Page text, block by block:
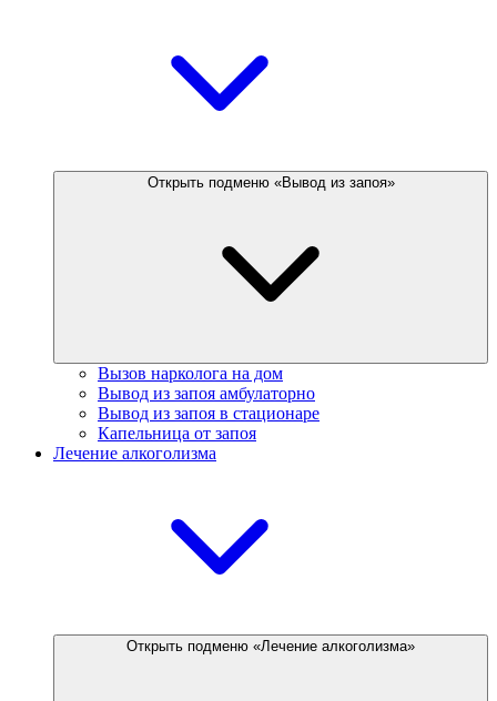
Открыть подменю «Вывод из запоя»
Вызов нарколога на дом
Вывод из запоя амбулаторно
Вывод из запоя в стационаре
Капельница от запоя
Лечение алкоголизма
Открыть подменю «Лечение алкоголизма»